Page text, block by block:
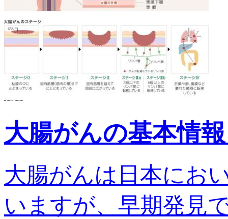
大腸がんの基本情
大腸がんは日本にお
いますが、早期発見